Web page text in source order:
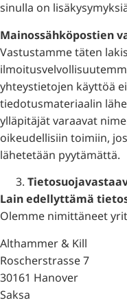
sinulla on
Mainossähköpostien
Vastustamme täten
yhteystietojen käyttöä
tiedotusmateriaalin
ylläpitäjät varaavat
oikeudellisiin toimiin,
lähetetään pyytämättä.
Lain edellyttämä
Olemme nimittäneet
Althammer & Kill
Roscherstrasse 7
30161 Hanover
Saksa